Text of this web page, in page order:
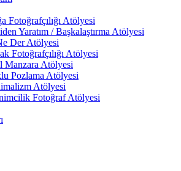
Fotoğrafçılığı Atölyesi
Yaratım / Başkalaştırma Atölyesi
Der Atölyesi
Fotoğrafçılığı Atölyesi
Manzara Atölyesi
Pozlama Atölyesi
Atölyesi
Fotoğraf Atölyesi